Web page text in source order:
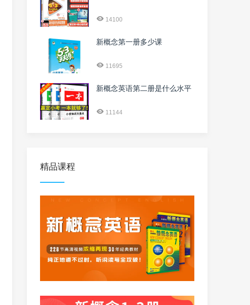
14100
新概念第一册多少课
11695
新概念英语第二册是什么水平
11144
精品课程